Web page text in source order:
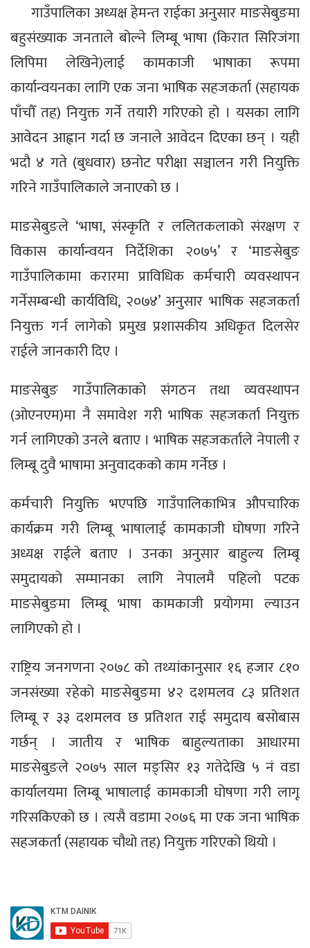
गाउँपालिका अध्यक्ष हेमन्त राईका अनुसार माङसेबुङमा
बहुसंख्याक जनताले बोल्ने लिम्बू भाषा (किरात सिरिजंगा
लिपिमा लेखिने)लाई कामकाजी भाषाका रूपमा
कार्यान्वयनका लागि एक जना भाषिक सहजकर्ता (सहायक
पाँचौँ तह) नियुक्त गर्ने तयारी गरिएको हो । यसका लागि
आवेदन आह्वान गर्दा छ जनाले आवेदन दिएका छन् । यही
भदौ ४ गते (बुधवार) छनोट परीक्षा सञ्चालन गरी नियुक्ति
गरिने गाउँपालिकाले जनाएको छ ।
माङसेबुङले ‘भाषा, संस्कृति र ललितकलाको संरक्षण र
विकास कार्यान्वयन निर्देशिका २०७५’ र ‘माङसेबुङ
गाउँपालिकामा करारमा प्राविधिक कर्मचारी व्यवस्थापन
गर्नेसम्बन्धी कार्यविधि, २०७४’ अनुसार भाषिक सहजकर्ता
नियुक्त गर्न लागेको प्रमुख प्रशासकीय अधिकृत दिलसेर
राईले जानकारी दिए ।
माङसेबुङ गाउँपालिकाको संगठन तथा व्यवस्थापन
(ओएनएम)मा नै समावेश गरी भाषिक सहजकर्ता नियुक्त
गर्न लागिएको उनले बताए । भाषिक सहजकर्ताले नेपाली र
लिम्बू दुवै भाषामा अनुवादकको काम गर्नेछ ।
कर्मचारी नियुक्ति भएपछि गाउँपालिकाभित्र औपचारिक
कार्यक्रम गरी लिम्बू भाषालाई कामकाजी घोषणा गरिने
अध्यक्ष राईले बताए । उनका अनुसार बाहुल्य लिम्बू
समुदायको सम्मानका लागि नेपालमै पहिलो पटक
माङसेबुङमा लिम्बू भाषा कामकाजी प्रयोगमा ल्याउन
लागिएको हो ।
राष्ट्रिय जनगणना २०७८ को तथ्यांकानुसार १६ हजार ८१०
जनसंख्या रहेको माङसेबुङमा ४२ दशमलव ८३ प्रतिशत
लिम्बू र ३३ दशमलव छ प्रतिशत राई समुदाय बसोबास
गर्छन् । जातीय र भाषिक बाहुल्यताका आधारमा
माङसेबुङले २०७५ साल मङ्सिर १३ गतेदेखि ५ नं वडा
कार्यालयमा लिम्बू भाषालाई कामकाजी घोषणा गरी लागू
गरिसकिएको छ । त्यसै वडामा २०७६ मा एक जना भाषिक
सहजकर्ता (सहायक चौथो तह) नियुक्त गरिएको थियो ।